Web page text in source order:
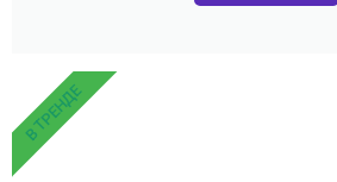
В ТРЕНДЕ